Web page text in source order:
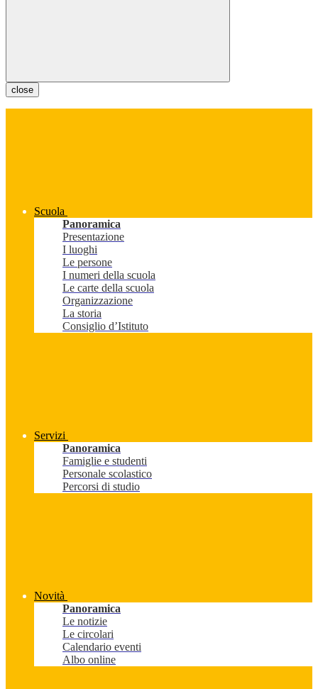
close
Scuola
Panoramica
Presentazione
I luoghi
Le persone
I numeri della scuola
Le carte della scuola
Organizzazione
La storia
Consiglio d’Istituto
Servizi
Panoramica
Famiglie e studenti
Personale scolastico
Percorsi di studio
Novità
Panoramica
Le notizie
Le circolari
Calendario eventi
Albo online